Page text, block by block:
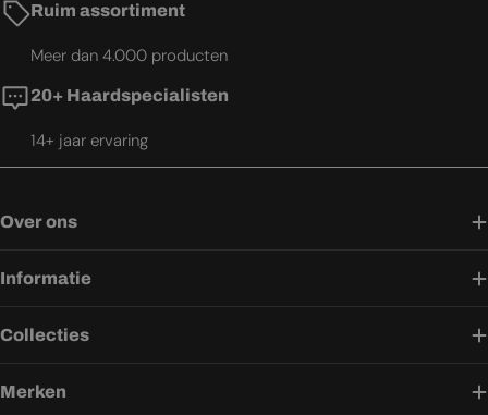
Ruim assortiment
Meer dan 4.000 producten
20+ Haardspecialisten
14+ jaar ervaring
Over ons
Informatie
Collecties
Merken